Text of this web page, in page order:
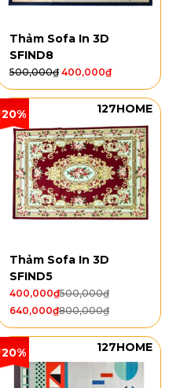
Thảm Sofa In 3D
SFIND8
500,000₫ 400,000₫
20% 127HOME
Thảm Sofa In 3D
SFIND5
500,000₫
400,000₫
800,000₫
640,000₫
20% 127HOME